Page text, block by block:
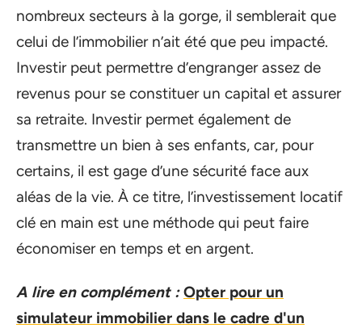
nombreux secteurs à la gorge, il semblerait que
celui de l’immobilier n’ait été que peu impacté.
Investir peut permettre d’engranger assez de
revenus pour se constituer un capital et assurer
sa retraite. Investir permet également de
transmettre un bien à ses enfants, car, pour
certains, il est gage d’une sécurité face aux
aléas de la vie. À ce titre, l’investissement locatif
clé en main est une méthode qui peut faire
économiser en temps et en argent.
A lire en complément : Opter pour un
simulateur immobilier dans le cadre d'un